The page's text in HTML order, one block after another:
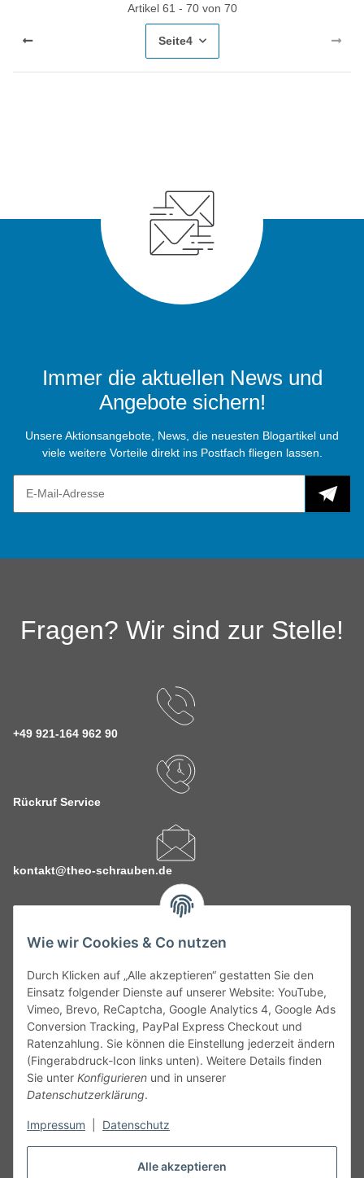
Alle akzeptieren
Wie wir Cookies & Co nutzen
Durch Klicken auf „Alle akzeptieren“ gestatten Sie den
Einsatz folgender Dienste auf unserer Website: YouTube,
Vimeo, Brevo, ReCaptcha, Google Analytics 4, Google Ads
Conversion Tracking, PayPal Express Checkout und
Ratenzahlung. Sie können die Einstellung jederzeit ändern
(Fingerabdruck-Icon links unten). Weitere Details finden
Sie unter Konfigurieren und in unserer
Datenschutzerklärung.
Impressum Datenschutz
Artikel 61 - 70 von 70
Seite4
Immer die aktuellen News und
Angebote sichern!
Unsere Aktionsangebote, News, die neuesten Blogartikel und
viele weitere Vorteile direkt ins Postfach fliegen lassen.
Fragen? Wir sind zur Stelle!
+49 921-164 962 90
Rückruf Service
kontakt@theo-schrauben.de
Service
Gesetzliche Informationen
Alle technischen Angaben ohne Gewähr. Irrtümer und fehlerhafte
Angaben vorbehalten. Wenn Sie Datenblätter oder spezielle
unseren Kundenservice. Abbildungen der Artikel können